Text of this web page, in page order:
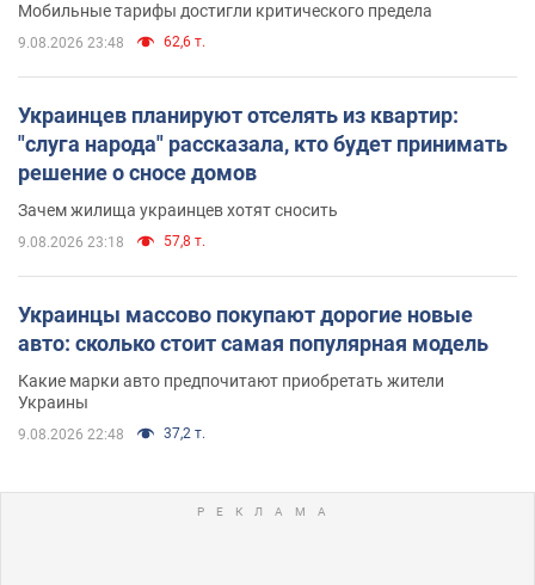
Мобильные тарифы достигли критического предела
9.08.2026 23:48 62,6 т.
Украинцев планируют отселять из квартир:
"слуга народа" рассказала, кто будет принимать
решение о сносе домов
Зачем жилища украинцев хотят сносить
9.08.2026 23:18 57,8 т.
Украинцы массово покупают дорогие новые
авто: сколько стоит самая популярная модель
Какие марки авто предпочитают приобретать жители
Украины
9.08.2026 22:48 37,2 т.